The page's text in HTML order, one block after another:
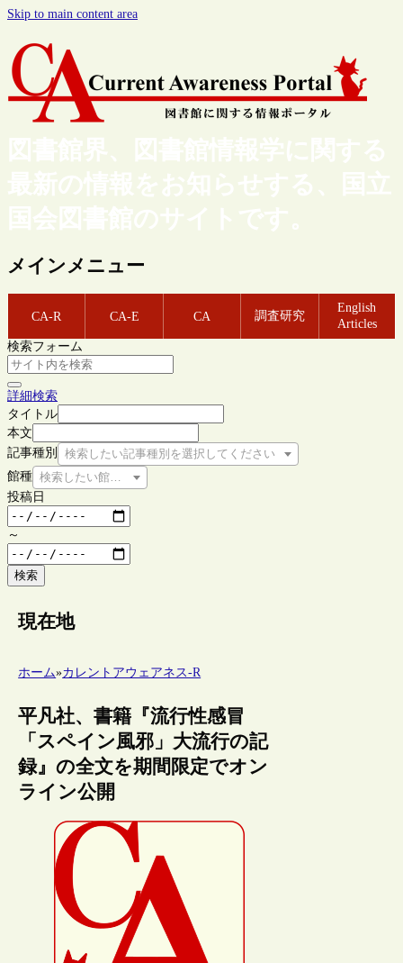
Skip to main content area
図書館界、図書館情報学に関する
最新の情報をお知らせする、国立
国会図書館のサイトです。
メインメニュー
CA-R CA-E CA 調査研究
English
Articles
検索フォーム
詳細検索
タイトル
本文
記事種別
検索したい記事種別を選択してください
館種 検索したい館種を選択してください
投稿日
～
検索
現在地
ホーム»カレントアウェアネス-R
平凡社、書籍『流行性感冒
「スペイン風邪」大流行の記
録』の全文を期間限定でオン
ライン公開